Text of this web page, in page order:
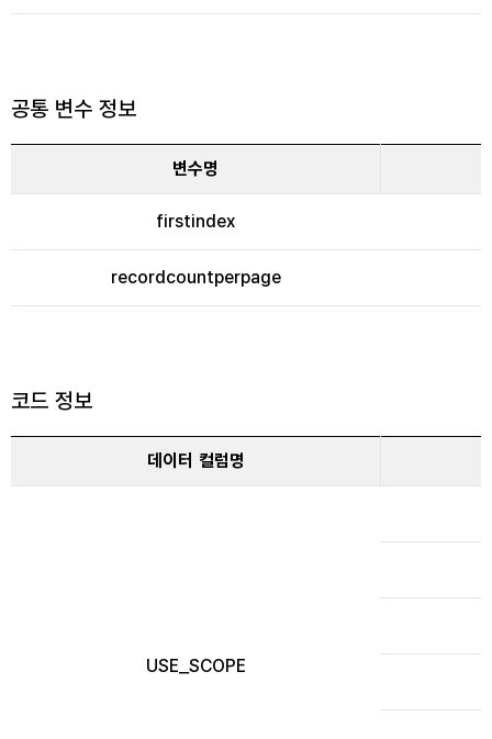
공통 변수 정보
변수명
firstindex
recordcountperpage
코드 정보
데이터 컬럼명
USE_SCOPE